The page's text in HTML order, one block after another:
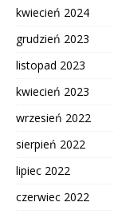
kwiecień 2024
grudzień 2023
listopad 2023
kwiecień 2023
wrzesień 2022
sierpień 2022
lipiec 2022
czerwiec 2022